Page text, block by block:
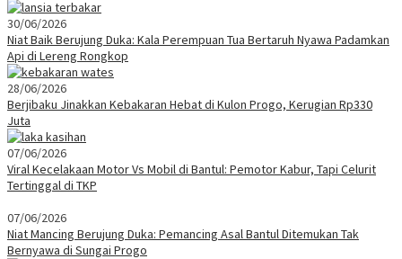
30/06/2026
Niat Baik Berujung Duka: Kala Perempuan Tua Bertaruh Nyawa Padamkan
Api di Lereng Rongkop
28/06/2026
Berjibaku Jinakkan Kebakaran Hebat di Kulon Progo, Kerugian Rp330
Juta
07/06/2026
Viral Kecelakaan Motor Vs Mobil di Bantul: Pemotor Kabur, Tapi Celurit
Tertinggal di TKP
07/06/2026
Niat Mancing Berujung Duka: Pemancing Asal Bantul Ditemukan Tak
Bernyawa di Sungai Progo